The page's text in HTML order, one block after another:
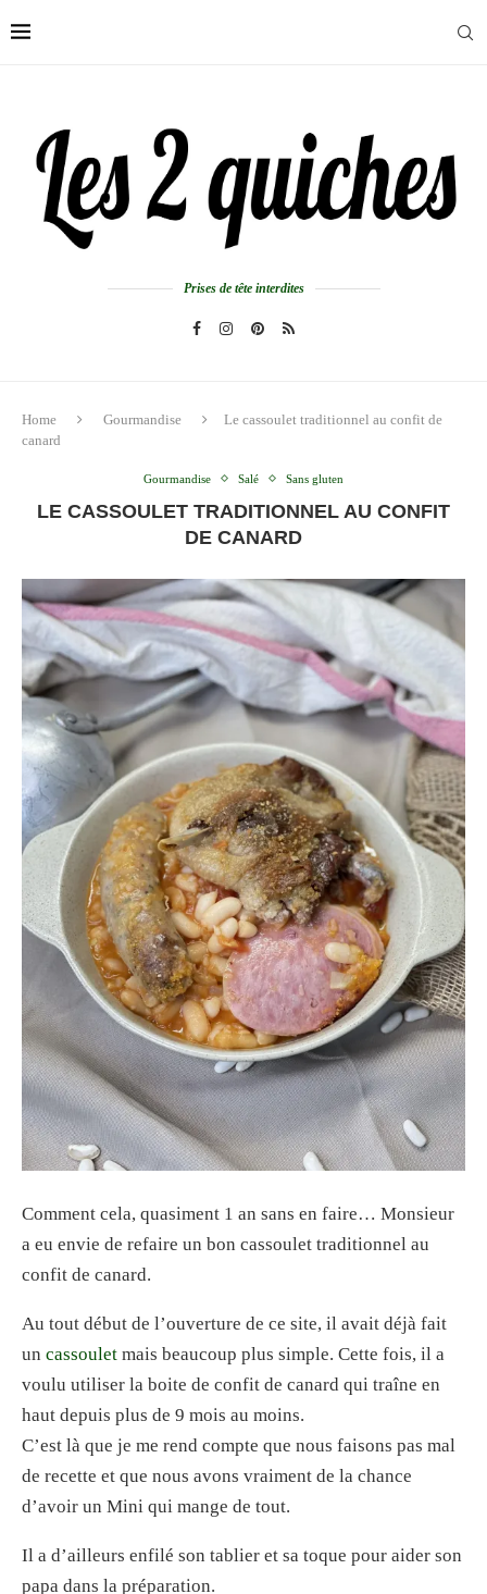
Prises de tête interdites
Home Gourmandise
Le cassoulet traditionnel au confit de
canard
Gourmandise Salé Sans gluten
LE CASSOULET TRADITIONNEL AU CONFIT
DE CANARD
Comment cela, quasiment 1 an sans en faire… Monsieur
a eu envie de refaire un bon cassoulet traditionnel au
confit de canard.
Au tout début de l’ouverture de ce site, il avait déjà fait
un cassoulet mais beaucoup plus simple. Cette fois, il a
voulu utiliser la boite de confit de canard qui traîne en
haut depuis plus de 9 mois au moins.
C’est là que je me rend compte que nous faisons pas mal
de recette et que nous avons vraiment de la chance
d’avoir un Mini qui mange de tout.
Il a d’ailleurs enfilé son tablier et sa toque pour aider son
papa dans la préparation.